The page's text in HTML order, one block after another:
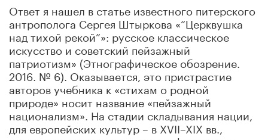
Ответ я нашел в статье известного питерского
антрополога Сергея Штыркова «“Церквушка
над тихой рекой”»: русское классическое
искусство и советский пейзажный
патриотизм» (Этнографическое обозрение.
2016. № 6). Оказывается, это пристрастие
авторов учебника к «стихам о родной
природе» носит название «пейзажный
национализм». На стадии складывания нации,
для европейских культур – в XVII–XIX вв.,